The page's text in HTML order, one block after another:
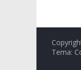
Tema: